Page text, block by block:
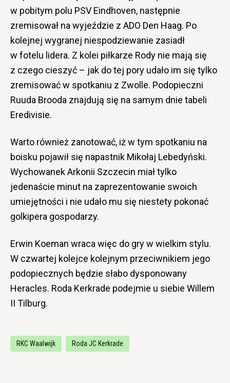
w pobitym polu PSV Eindhoven, następnie
zremisował na wyjeździe z ADO Den Haag. Po
kolejnej wygranej niespodziewanie zasiadł
w fotelu lidera. Z kolei piłkarze Rody nie mają się
z czego cieszyć – jak do tej pory udało im się tylko
zremisować w spotkaniu z Zwolle. Podopieczni
Ruuda Brooda znajdują się na samym dnie tabeli
Eredivisie.
Warto również zanotować, iż w tym spotkaniu na
boisku pojawił się napastnik Mikołaj Lebedyński.
Wychowanek Arkonii Szczecin miał tylko
jedenaście minut na zaprezentowanie swoich
umiejętności i nie udało mu się niestety pokonać
golkipera gospodarzy.
Erwin Koeman wraca więc do gry w wielkim stylu.
W czwartej kolejce kolejnym przeciwnikiem jego
podopiecznych będzie słabo dysponowany
Heracles. Roda Kerkrade podejmie u siebie Willem
II Tilburg.
RKC Waalwijk Roda JC Kerkrade